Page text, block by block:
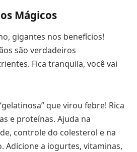
Mágicos
gigantes nos benefícios!
são verdadeiros
Fica tranquila, você vai
que virou febre! Rica
e proteínas. Ajuda na
controle do colesterol e na
Adicione a iogurtes, vitaminas,